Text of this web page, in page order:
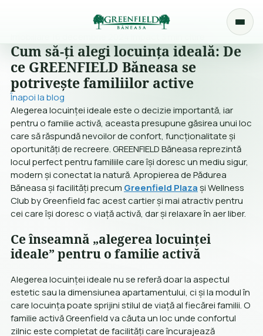
Cum să-ți alegi locuința ideală: De
ce GREENFIELD Băneasa se
potrivește familiilor active
Înapoi la blog
Alegerea locuinței ideale este o decizie importantă, iar
pentru o familie activă, aceasta presupune găsirea unui loc
care să răspundă nevoilor de confort, funcționalitate și
oportunități de recreere. GREENFIELD Băneasa reprezintă
locul perfect pentru familiile care își doresc un mediu sigur,
modern și conectat la natură. Apropierea de Pădurea
Băneasa și facilități precum Greenfield Plazași Wellness
Club by Greenfield fac acest cartier și mai atractiv pentru
cei care își doresc o viață activă, dar și relaxare în aer liber.
Ce înseamnă „alegerea locuinței
ideale” pentru o familie activă
Alegerea locuinței ideale nu se referă doar la aspectul
estetic sau la dimensiunea apartamentului, ci și la modul în
care locuința poate sprijini stilul de viață al fiecărei familii. O
familie activă Greenfield va căuta un loc unde confortul
zilnic este completat de facilități care încurajează